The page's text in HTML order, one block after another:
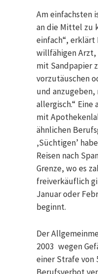
Am einfachsten
an die Mittel zu
einfach“, erklärt
willfähigen Arzt,
mit Sandpapier
vorzutäuschen
und anzugeben,
allergisch.“ Eine
mit
ähnlichen
‚Süchtigen’
Reisen nach
Grenze, wo es
freiverkäuflich
Januar oder
beginnt.
Der
2003 wegen
einer Strafe von